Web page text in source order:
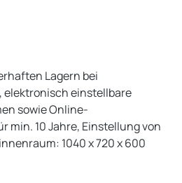
Lagern bei
elektronisch einstellbare
sowie Online-
10 Jahre, Einstellung von
1040 x 720 x 600